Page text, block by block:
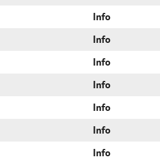
Info
Info
Info
Info
Info
Info
Info